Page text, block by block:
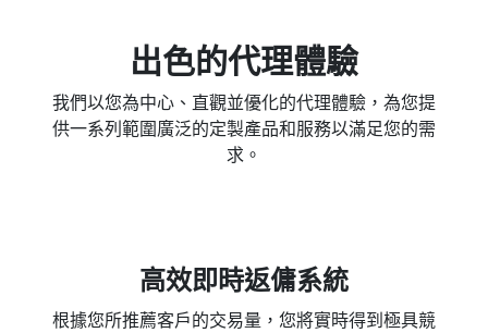
出色的代理體驗
我們以您為中心、直觀並優化的代理體驗，為您提
供一系列範圍廣泛的定製產品和服務以滿足您的需
求。
高效即時返傭系統
根據您所推薦客戶的交易量，您將實時得到極具競